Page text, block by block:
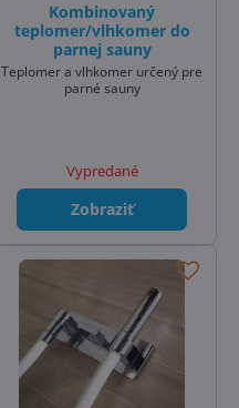
Kombinovaný
teplomer/vlhkomer do
parnej sauny
Teplomer a vlhkomer určený pre
parné sauny
Vypredané
Zobraziť